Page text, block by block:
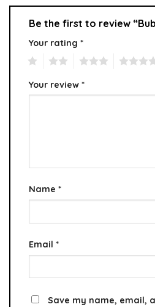
Be the first to review
Your rating *
Your review *
Name *
Email *
Save my name, email,